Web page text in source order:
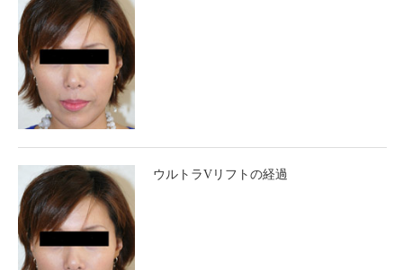
ウルトラVリフトの経過